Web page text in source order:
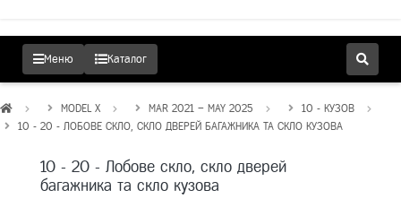
Меню Каталог
MODEL X MAR 2021 – MAY 2025
10 - КУЗОВ
10 - 20 - ЛОБОВЕ СКЛО, СКЛО ДВЕРЕЙ БАГАЖНИКА ТА СКЛО КУЗОВА
10 - 20 - Лобове скло, скло дверей
багажника та скло кузова